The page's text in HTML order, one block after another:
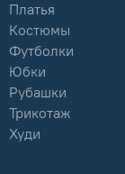
Платья
Костюмы
Футболки
Юбки
Рубашки
Трикотаж
Худи